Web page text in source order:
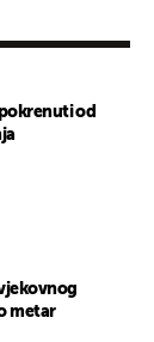
od
metar